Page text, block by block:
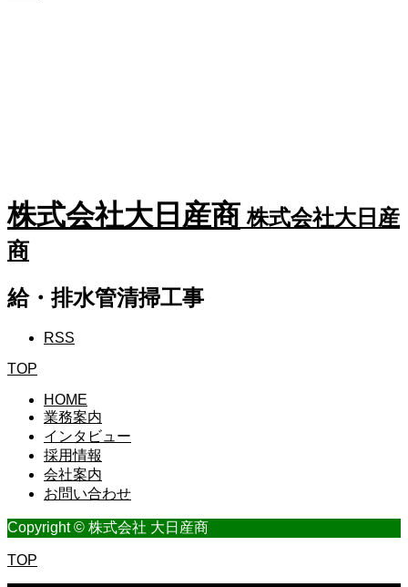
株式会社大日産商 株式会社大日産
商
給・排水管清掃工事
RSS
TOP
HOME
業務案内
インタビュー
採用情報
会社案内
お問い合わせ
Copyright © 株式会社 大日産商
TOP